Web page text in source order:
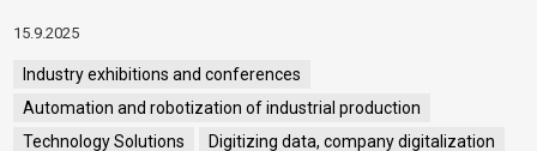
15.9.2025
Industry exhibitions and conferences
Automation and robotization of industrial production
Technology Solutions
Digitizing data, company digitalization